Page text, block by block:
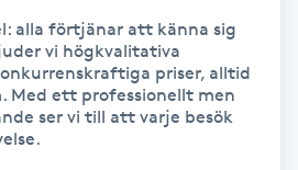
alla förtjänar att känna sig
vi högkvalitativa
priser, alltid
Med ett professionellt men
ser vi till att varje besök